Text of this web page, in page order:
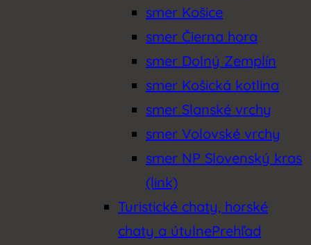
smer Košice
smer Čierna hora
smer Dolný Zemplín
smer Košická kotlina
smer Slanské vrchy
smer Volovské vrchy
smer NP Slovenský kras
(link)
Turistické chaty, horské
chaty a útulnePrehľad